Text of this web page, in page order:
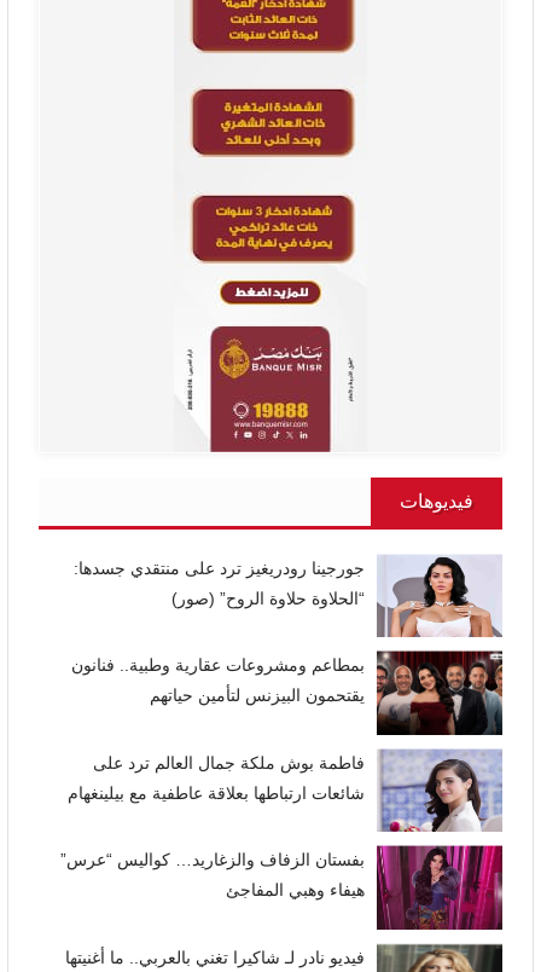
فيديوهات
جورجينا رودريغيز ترد على منتقدي جسدها:
“الحلاوة حلاوة الروح” (صور)
بمطاعم ومشروعات عقارية وطبية.. فنانون
يقتحمون البيزنس لتأمين حياتهم
فاطمة بوش ملكة جمال العالم ترد على
شائعات ارتباطها بعلاقة عاطفية مع بيلينغهام
بفستان الزفاف والزغاريد… كواليس “عرس”
هيفاء وهبي المفاجئ
فيديو نادر لـ شاكيرا تغني بالعربي.. ما أغنيتها